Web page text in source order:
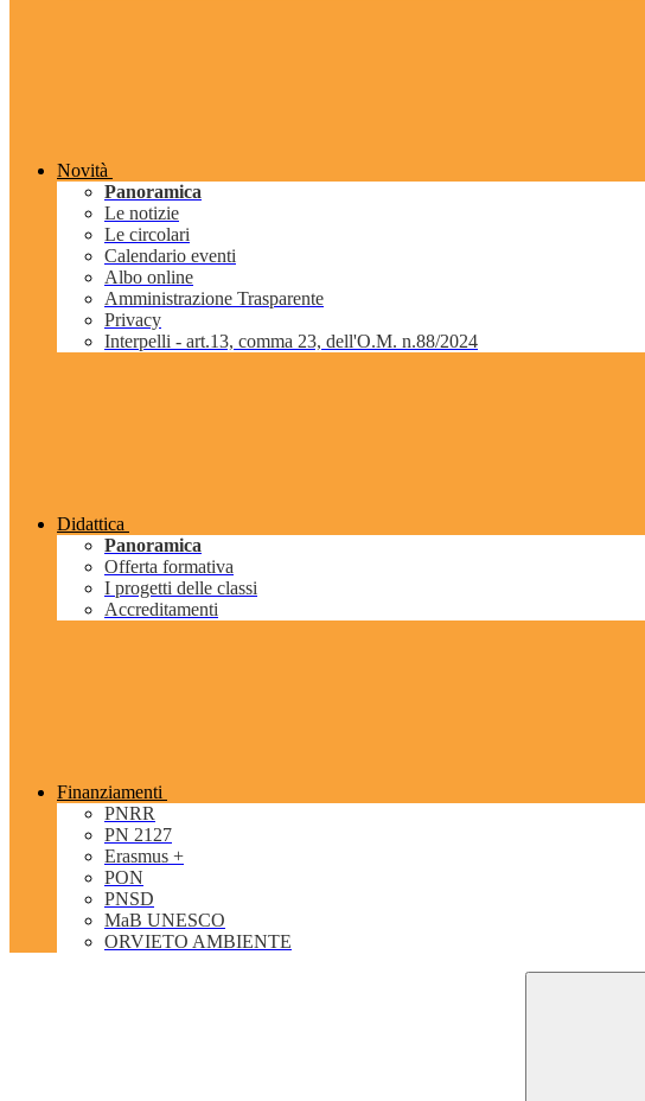
Novità
Panoramica
Le notizie
Le circolari
Calendario eventi
Albo online
Amministrazione Trasparente
Privacy
Interpelli - art.13, comma 23, dell'O.M. n.88/2024
Didattica
Panoramica
Offerta formativa
I progetti delle classi
Accreditamenti
Finanziamenti
PNRR
PN 2127
Erasmus +
PON
PNSD
MaB UNESCO
ORVIETO AMBIENTE